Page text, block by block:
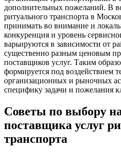
дополнительных пожеланий. В
ритуального транспорта в
принимать во внимание и
конкуренция и уровень
варьируются в зависимости от
существенно разным ценовым
поставщиков услуг. Таким
формируется под воздействием
организационных и рыночных
специфику задачи и пожелания
Советы по выбору
поставщика услуг
транспорта